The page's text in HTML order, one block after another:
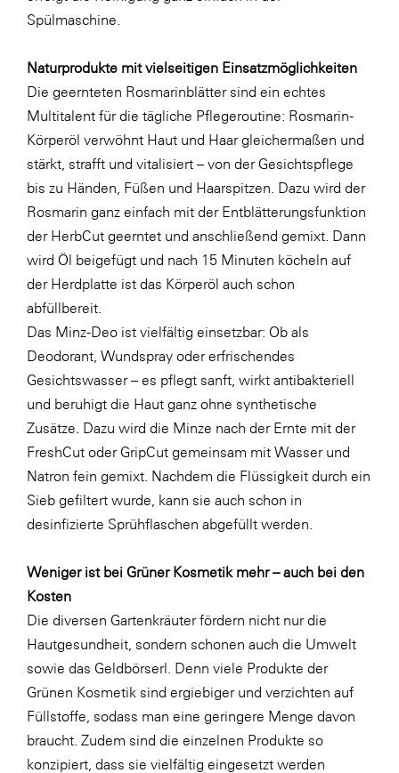
Spülmaschine.
Naturprodukte mit vielseitigen Einsatzmöglichkeiten
Die geernteten Rosmarinblätter sind ein echtes
Multitalent für die tägliche Pflegeroutine: Rosmarin-
Körperöl verwöhnt Haut und Haar gleichermaßen und
stärkt, strafft und vitalisiert – von der Gesichtspflege
bis zu Händen, Füßen und Haarspitzen. Dazu wird der
Rosmarin ganz einfach mit der Entblätterungsfunktion
der HerbCut geerntet und anschließend gemixt. Dann
wird Öl beigefügt und nach 15 Minuten köcheln auf
der Herdplatte ist das Körperöl auch schon
abfüllbereit.
Das Minz-Deo ist vielfältig einsetzbar: Ob als
Deodorant, Wundspray oder erfrischendes
Gesichtswasser – es pflegt sanft, wirkt antibakteriell
und beruhigt die Haut ganz ohne synthetische
Zusätze. Dazu wird die Minze nach der Ernte mit der
FreshCut oder GripCut gemeinsam mit Wasser und
Natron fein gemixt. Nachdem die Flüssigkeit durch ein
Sieb gefiltert wurde, kann sie auch schon in
desinfizierte Sprühflaschen abgefüllt werden.
Weniger ist bei Grüner Kosmetik mehr – auch bei den
Kosten
Die diversen Gartenkräuter fördern nicht nur die
Hautgesundheit, sondern schonen auch die Umwelt
sowie das Geldbörserl. Denn viele Produkte der
Grünen Kosmetik sind ergiebiger und verzichten auf
Füllstoffe, sodass man eine geringere Menge davon
braucht. Zudem sind die einzelnen Produkte so
konzipiert, dass sie vielfältig eingesetzt werden